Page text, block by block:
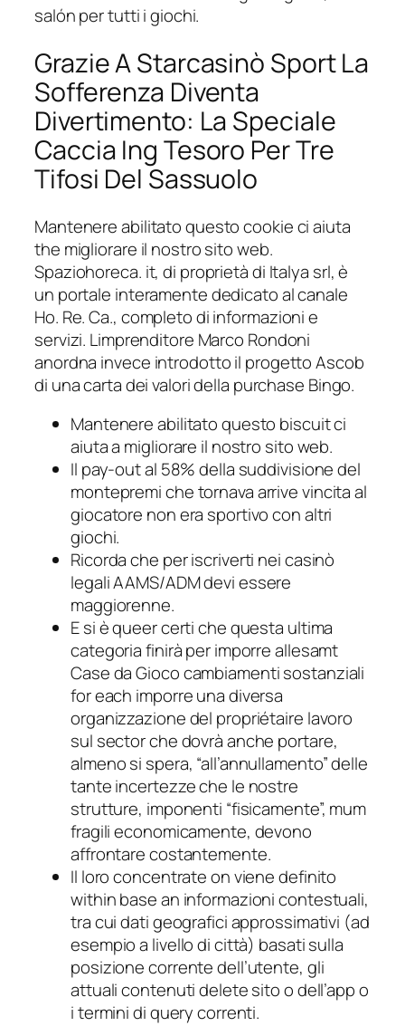
salón per tutti i giochi.
Grazie A Starcasinò Sport La
Sofferenza Diventa
Divertimento: La Speciale
Caccia Ing Tesoro Per Tre
Tifosi Del Sassuolo
Mantenere abilitato questo cookie ci aiuta
the migliorare il nostro sito web.
Spaziohoreca. it, di proprietà di Italya srl, è
un portale interamente dedicato al canale
Ho. Re. Ca., completo di informazioni e
servizi. Limprenditore Marco Rondoni
anordna invece introdotto il progetto Ascob
di una carta dei valori della purchase Bingo.
Mantenere abilitato questo biscuit ci
aiuta a migliorare il nostro sito web.
Il pay-out al 58% della suddivisione del
montepremi che tornava arrive vincita al
giocatore non era sportivo con altri
giochi.
Ricorda che per iscriverti nei casinò
legali AAMS/ADM devi essere
maggiorenne.
E si è queer certi che questa ultima
categoria finirà per imporre allesamt
Case da Gioco cambiamenti sostanziali
for each imporre una diversa
organizzazione del propriétaire lavoro
sul sector che dovrà anche portare,
almeno si spera, “all’annullamento” delle
tante incertezze che le nostre
strutture, imponenti “fisicamente”, mum
fragili economicamente, devono
affrontare costantemente.
Il loro concentrate on viene definito
within base an informazioni contestuali,
tra cui dati geografici approssimativi (ad
esempio a livello di città) basati sulla
posizione corrente dell’utente, gli
attuali contenuti delete sito o dell’app o
i termini di query correnti.